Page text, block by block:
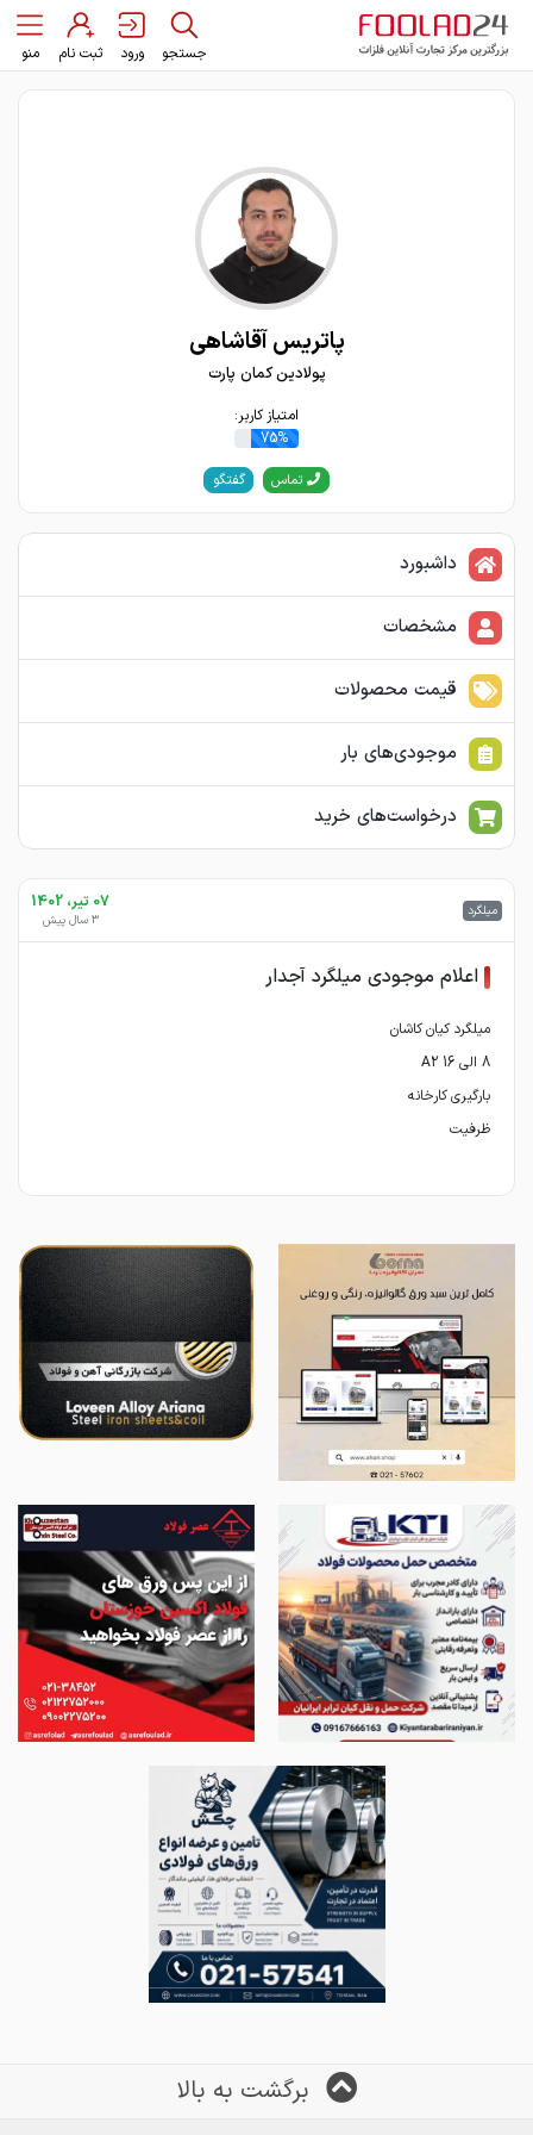
جستجو ورود ثبت نام منو
پاتریس آقاشاهی
پولادین کمان پارت
امتیاز کاربر:
75%
تماس گفتگو
داشبورد
مشخصات
قیمت محصولات
موجودی‌های بار
درخواست‌های خرید
میلگرد 07 تیر، 1402
3 سال پیش
اعلام موجودی میلگرد آجدار
ظرفیت
برگشت به بالا